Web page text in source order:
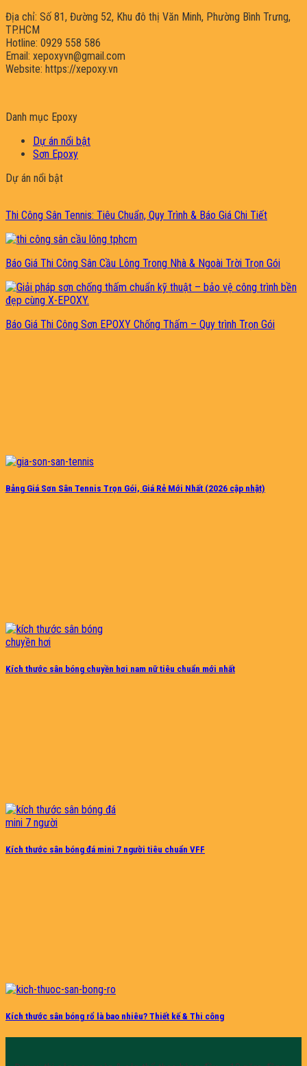
Địa chỉ: Số 81, Đường 52, Khu đô thị Văn Minh, Phường Bình Trưng,
TP.HCM
Hotline: 0929 558 586
Email: xepoxyvn@gmail.com
Website: https://xepoxy.vn
Danh mục Epoxy
Dự án nổi bật
Sơn Epoxy
Dự án nổi bật
Thi Công Sân Tennis: Tiêu Chuẩn, Quy Trình & Báo Giá Chi Tiết
Báo Giá Thi Công Sân Cầu Lông Trong Nhà & Ngoài Trời Trọn Gói
Báo Giá Thi Công Sơn EPOXY Chống Thấm – Quy trình Trọn Gói
Bảng Giá Sơn Sân Tennis Trọn Gói, Giá Rẻ Mới Nhất (2026 cập nhật)
Kích thước sân bóng chuyền hơi nam nữ tiêu chuẩn mới nhất
Kích thước sân bóng đá mini 7 người tiêu chuẩn VFF
Kích thước sân bóng rổ là bao nhiêu? Thiết kế & Thi công